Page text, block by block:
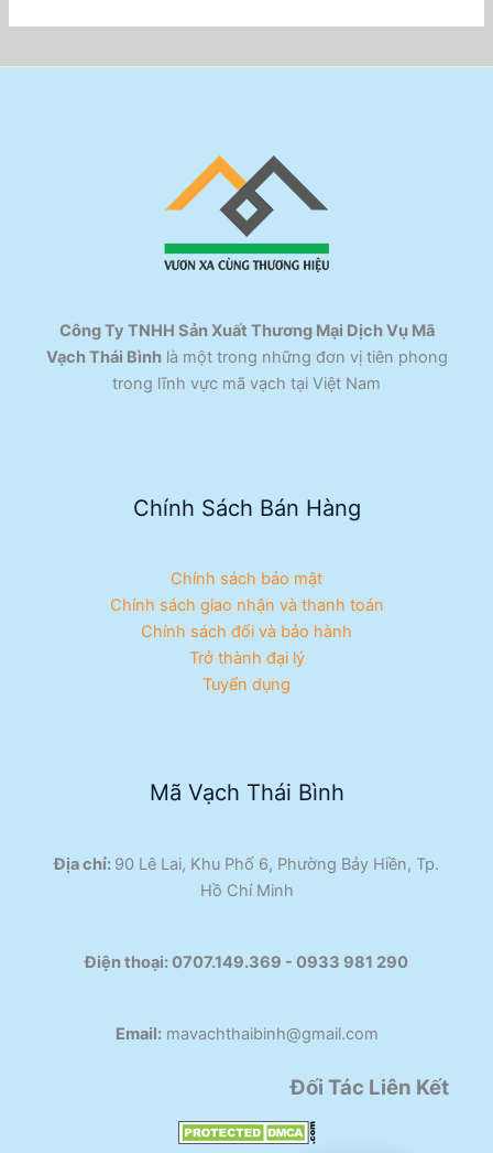
Công Ty TNHH Sản Xuất Thương Mại Dịch Vụ Mã
Vạch Thái Bìnhlà một trong những đơn vị tiên phong
trong lĩnh vực mã vạch tại Việt Nam
Chính Sách Bán Hàng
Chính sách bảo mật
Chính sách giao nhận và thanh toán
Chính sách đổi và bảo hành
Trở thành đại lý
Tuyển dụng
Mã Vạch Thái Bình
Địa chỉ: 90 Lê Lai, Khu Phố 6, Phường Bảy Hiền, Tp.
Hồ Chí Minh
Điện thoại:0707.149.369 - 0933 981 290​
Email:mavachthaibinh@gmail.com
Đối Tác Liên Kết